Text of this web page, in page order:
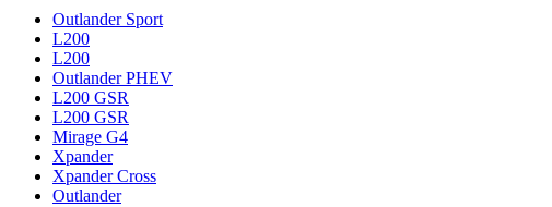
Outlander Sport
L200
L200
Outlander PHEV
L200 GSR
L200 GSR
Mirage G4
Xpander
Xpander Cross
Outlander